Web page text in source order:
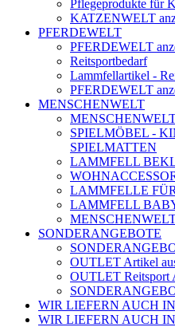
Pflegeprodukte für
KATZENWELT
PFERDEWELT
PFERDEWELT
Reitsportbedarf
Lammfellartikel -
PFERDEWELT
MENSCHENWELT
MENSCHENWELT
SPIELMÖBEL -
SPIELMATTEN
LAMMFELL
LAMMFELLE
LAMMFELL
MENSCHENWELT
SONDERANGEBOTE
OUTLET Artikel
OUTLET Reitsport
WIR LIEFERN AUCH
WIR LIEFERN AUCH